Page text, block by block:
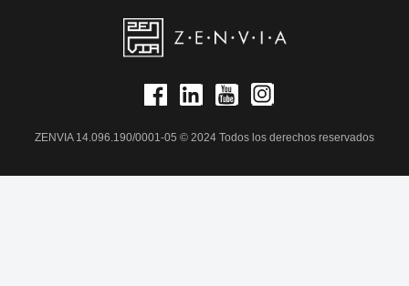
ZENVIA 14.096.190/0001-05 © 2024 Todos los derechos reservados